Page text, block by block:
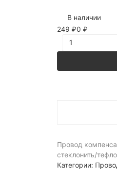
В наличии
249 ₽0 ₽
Провод
стеклонить/
Категории: